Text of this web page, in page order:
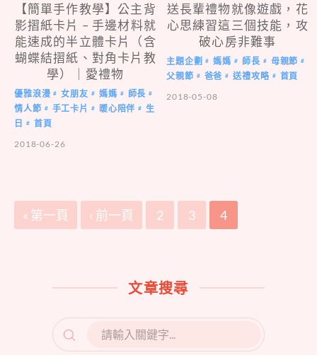
【簡單手作教學】公主背
影摺紙卡片 – 手邊材料就
能速成的半立體卡片（含
蝴蝶結摺紙、對角卡片教
學）｜愛禮物
優雅浪漫 # 女朋友 # 媽媽 # 師長 #
情人節 # 手工卡片 # 暖心陪伴 #
生
日
#
首頁
2018-06-26
送長輩禮物就像遊戲，花
心思練習這三個技能，攻
破心房非難事
主題企劃 # 媽媽 # 師長 # 母親節 #
父親節 # 爸爸 # 送禮攻略 #
首頁
2018-05-08
« 第一頁 ‹ 前一頁 2 3 4
文章搜尋
SEARCH
FOR: